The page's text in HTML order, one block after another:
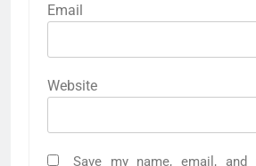
Website
Save my name, email,